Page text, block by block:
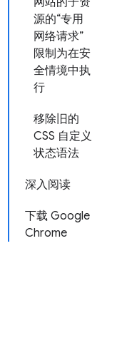
源的“专用
网络请求”
限制为在安
全情境中执
行
移除旧的
CSS 自定义
状态语法
深入阅读
下载 Google
Chrome